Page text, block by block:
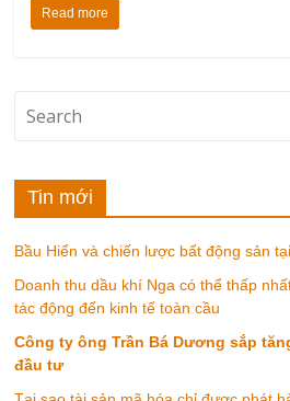
Read more
Tin mới
Bầu Hiển và chiến lược bất động sản
Doanh thu dầu khí Nga có thể thấp
tác động đến kinh tế toàn cầu
Công ty ông Trần Bá Dương sắp
đầu tư